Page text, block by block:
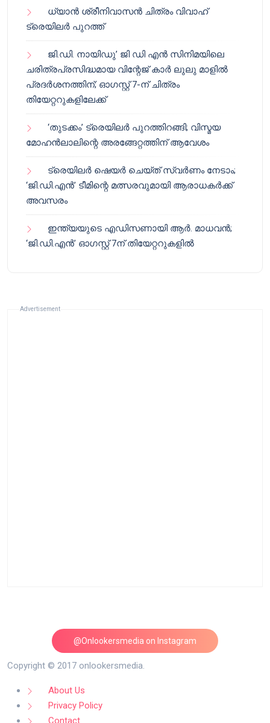
ധ്യാൻ ശ്രീനിവാസൻ ചിത്രം വിവാഹ്
ട്രെയിലർ പുറത്ത്
ജി.ഡി. നായിഡു’ ജി ഡി എൻ സിനിമയിലെ
ചരിത്രപ്രസിദ്ധമായ വിന്റേജ് കാർ ലുലു മാളിൽ
പ്രദർശനത്തിന്; ഓഗസ്റ്റ് 7-ന് ചിത്രം
തിയേറ്ററുകളിലേക്ക്
‘തുടക്കം’ ട്രെയിലർ പുറത്തിറങ്ങി; വിസ്മയ
മോഹൻലാലിന്റെ അരങ്ങേറ്റത്തിന് ആവേശം
ട്രെയിലർ ഷെയർ ചെയ്‌ത് സ്വർണം നേടാം;
‘ജി.ഡി.എൻ’ ടീമിന്റെ മത്സരവുമായി ആരാധകർക്ക്
അവസരം
ഇന്ത്യയുടെ എഡിസണായി ആർ. മാധവൻ;
‘ജി.ഡി.എൻ’ ഓഗസ്റ്റ് 7ന് തിയേറ്ററുകളിൽ
Advertisement
@Onlookersmedia on Instagram
Follow on Instagram
Copyright © 2017 onlookersmedia.
About Us
Privacy Policy
Contact